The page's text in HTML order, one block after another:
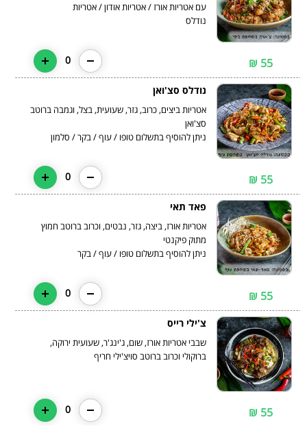
עם אטריות אורז / אטריות אודון / אטריות
נודלס
55 ₪
0
נודלס סצ'ואן
אטריות ביצים, כרוב, גזר, שעועית, בצל, וגמבה ברוטב
סצ'ואן
ניתן להוסיף בתשלום טופו / עוף / בקר / סלמון
55 ₪
0
פאד תאי
אטריות אורז, ביצה, גזר, נבטים, וכרוב ברוטב חמוץ
ניתן להוסיף בתשלום טופו / עוף / בקר
55 ₪
0
צ'ילי רייס
שבבי אטריות אורז, שום, ג'ינג'ר, שעועית ירוקה,
ברוקולי וכרוב ברוטב סויצ'ילי חריף
55 ₪
0